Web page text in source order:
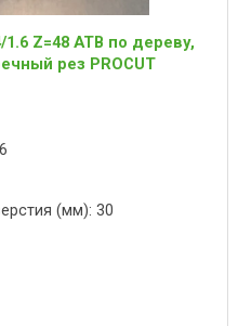
Z=48 ATB по дереву,
рез PROCUT
(мм): 30